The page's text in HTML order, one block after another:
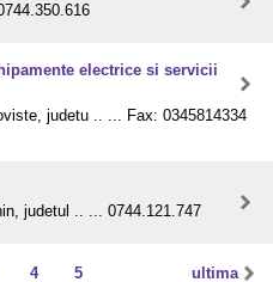
electrice si servicii
judetu .. ... Fax: 0345814334
judetul .. ... 0744.121.747
ultima
4 5